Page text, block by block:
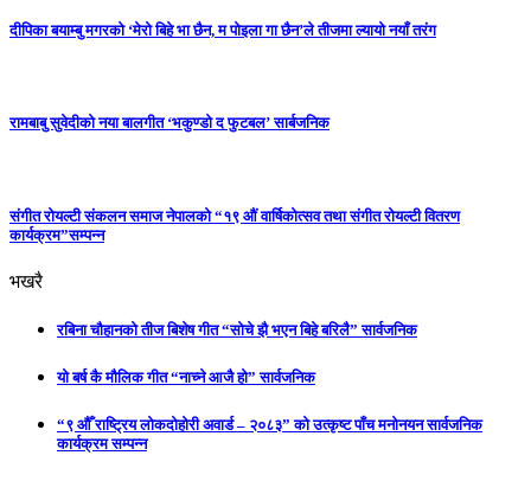
दीपिका बयाम्बु मगरको ‘मेरो बिहे भा छैन, म पोइला गा छैन’ले तीजमा ल्यायो नयाँ तरंग
रामबाबु सुवेदीको नया बालगीत ‘भकुण्डो द फुटबल’ सार्बजनिक
संगीत रोयल्टी संकलन समाज नेपालको “१९ औं वार्षिकोत्सव तथा संगीत रोयल्टी वितरण
कार्यक्रम”सम्पन्न
भखरै
रबिना चौहानको तीज बिशेष गीत “सोचे झै भएन बिहे बरिलै” सार्वजनिक
यो बर्ष कै मौलिक गीत “नाच्ने आजै हो” सार्वजनिक
“९ औँ राष्ट्रिय लोकदोहोरी अवार्ड – २०८३” को उत्कृष्ट पाँच मनोनयन सार्वजनिक
कार्यक्रम सम्पन्न